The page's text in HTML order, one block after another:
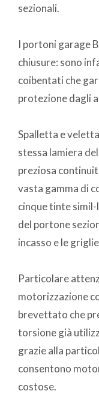
sezionali.
I portoni garage
chiusure: sono
coibentati che
protezione dagli
Spalletta e
stessa lamiera
preziosa
vasta gamma di
cinque tinte
del portone
incasso e le
Particolare
motorizzazione
brevettato che
torsione già
grazie alla
consentono
costose.